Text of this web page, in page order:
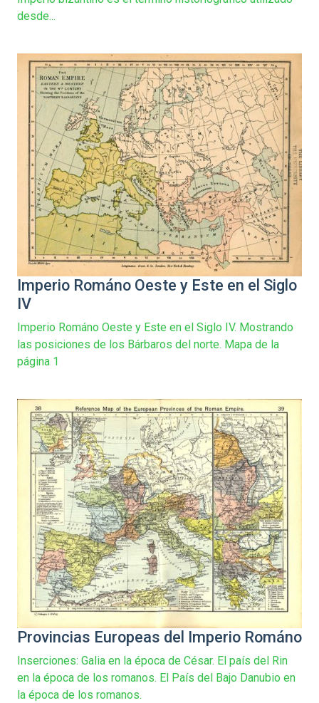
desde...
Imperio Románo Oeste y Este en el Siglo
IV
Imperio Románo Oeste y Este en el Siglo IV. Mostrando
las posiciones de los Bárbaros del norte. Mapa de la
página 1
Provincias Europeas del Imperio Románo
Inserciones: Galia en la época de César. El país del Rin
en la época de los romanos. El País del Bajo Danubio en
la época de los romanos.